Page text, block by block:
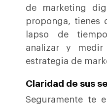
de marketing
proponga, tienes
lapso de
analizar y
estrategia de
Claridad de sus
Seguramente te